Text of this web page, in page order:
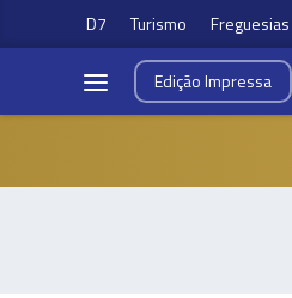
D7 Turismo Freguesias
EdiçãoImpressa